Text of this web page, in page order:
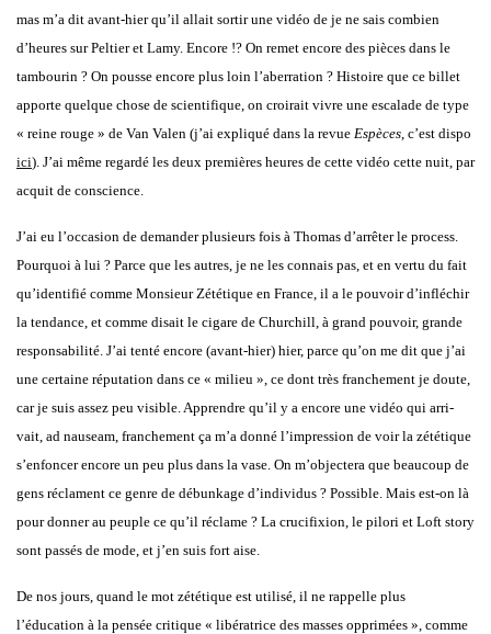
mas m’a dit avant-hier qu’il allait sor­tir une vidéo de je ne sais com­bien
d’heures sur Pel­tier et Lamy. Encore !? On remet encore des pièces dans le
tam­bou­rin ? On pousse encore plus loin l’aberration ? His­toire que ce billet
apporte quelque chose de scien­ti­fique, on croi­rait vivre une esca­lade de type
« reine rouge » de Van Valen (j’ai expli­qué dans la revue Espèces , c’est dis­po
ici). J’ai même regar­dé les deux pre­mières heures de cette vidéo cette nuit, par
acquit de conscience.
J’ai eu l’occasion de deman­der plu­sieurs fois à Tho­mas d’arrêter le pro­cess.
Pour­quoi à lui ? Parce que les autres, je ne les connais pas, et en ver­tu du fait
qu’identifié comme Mon­sieur Zété­tique en France, il a le pou­voir d’infléchir
la ten­dance, et comme disait le cigare de Chur­chill, à grand pou­voir, grande
res­pon­sa­bi­li­té. J’ai ten­té encore (avant-hier) hier, parce qu’on me dit que j’ai
une cer­taine répu­ta­tion dans ce « milieu », ce dont très fran­che­ment je doute,
car je suis assez peu visible. Apprendre qu’il y a encore une vidéo qui arri­
vait, ad nau­seam, fran­che­ment ça m’a don­né l’impression de voir la zété­tique
s’enfoncer encore un peu plus dans la vase. On m’objectera que beau­coup de
gens réclament ce genre de débun­kage d’individus ? Pos­sible. Mais est-on là
pour don­ner au peuple ce qu’il réclame ? La cru­ci­fixion, le pilo­ri et Loft sto­ry
sont pas­sés de mode, et j’en suis fort aise.
De nos jours, quand le mot zété­tique est uti­li­sé, il ne rap­pelle plus
l’éducation à la pen­sée cri­tique « libé­ra­trice des masses oppri­mées », comme